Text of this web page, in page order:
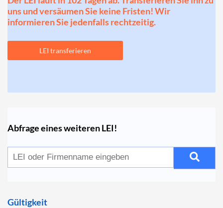
uns und versäumen Sie keine Fristen! Wir
informieren Sie jedenfalls rechtzeitig.
LEI transferieren
Abfrage eines weiteren LEI!
Gültigkeit